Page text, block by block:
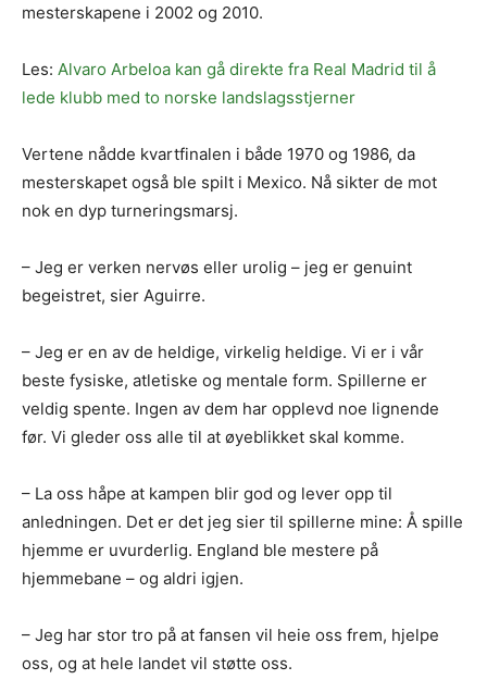
mesterskapene i 2002 og 2010.
Les: Alvaro Arbeloa kan gå direkte fra Real Madrid til å
lede klubb med to norske landslagsstjerner
Vertene nådde kvartfinalen i både 1970 og 1986, da
mesterskapet også ble spilt i Mexico. Nå sikter de mot
nok en dyp turneringsmarsj.
– Jeg er verken nervøs eller urolig – jeg er genuint
begeistret, sier Aguirre.
– Jeg er en av de heldige, virkelig heldige. Vi er i vår
beste fysiske, atletiske og mentale form. Spillerne er
veldig spente. Ingen av dem har opplevd noe lignende
før. Vi gleder oss alle til at øyeblikket skal komme.
– La oss håpe at kampen blir god og lever opp til
anledningen. Det er det jeg sier til spillerne mine: Å spille
hjemme er uvurderlig. England ble mestere på
hjemmebane – og aldri igjen.
– Jeg har stor tro på at fansen vil heie oss frem, hjelpe
oss, og at hele landet vil støtte oss.